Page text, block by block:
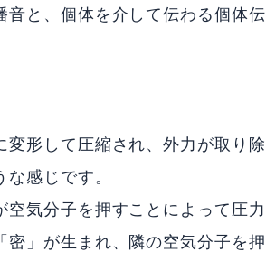
と、個体を介して伝わる個体伝
形して圧縮され、外力が取り除
感じです。
気分子を押すことによって圧力
」が生まれ、隣の空気分子を押